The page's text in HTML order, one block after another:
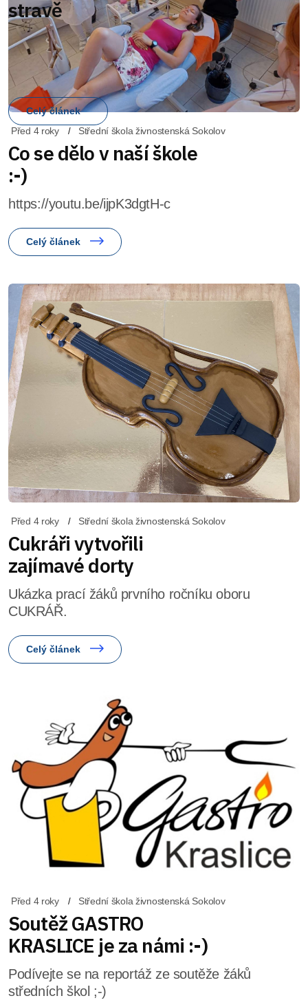
Před 4 roky Střední škola živnostenská Sokolov
Co se dělo v naší škole
:-)
https://youtu.be/ijpK3dgtH-c
Celý článek
Před 4 roky Střední škola živnostenská Sokolov
Cukráři vytvořili
zajímavé dorty
Ukázka prací žáků prvního ročníku oboru
CUKRÁŘ.
Celý článek
Před 4 roky Střední škola živnostenská Sokolov
Soutěž GASTRO
KRASLICE je za námi :-)
Podívejte se na reportáž ze soutěže žáků
středních škol ;-)